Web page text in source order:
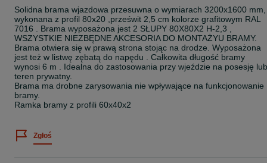
Solidna brama wjazdowa przesuwna o wymiarach 3200x1600 mm,
wykonana z profil 80x20 ,prześwit 2,5 cm kolorze grafitowym RAL
7016 . Brama wyposażona jest 2 SŁUPY 80X80X2 H-2,3 ,
WSZYSTKIE NIEZBĘDNE AKCESORIA DO MONTAŻYU BRAMY.
Brama otwiera się w prawą strona stojąc na drodze. Wyposażona
jest też w listwę zębatą do napędu . Całkowita długość bramy
wynosi 6 m . Idealna do zastosowania przy wjeździe na posesję lub
teren prywatny.
Brama ma drobne zarysowania nie wpływające na funkcjonowanie
bramy.
Ramka bramy z profili 60x40x2
Zgłoś